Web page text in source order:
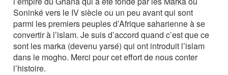
Soninké vers le IV siècle ou un peu avant qui sont
parmi les premiers peuples d’Afrique saharienne à se
convertir à l’islam. Je suis d’accord quand c’est que ce
sont les marka (devenu yarsé) qui ont introduit l’islam
dans le mogho. Merci pour cet effort de nous conter
l’histoire.